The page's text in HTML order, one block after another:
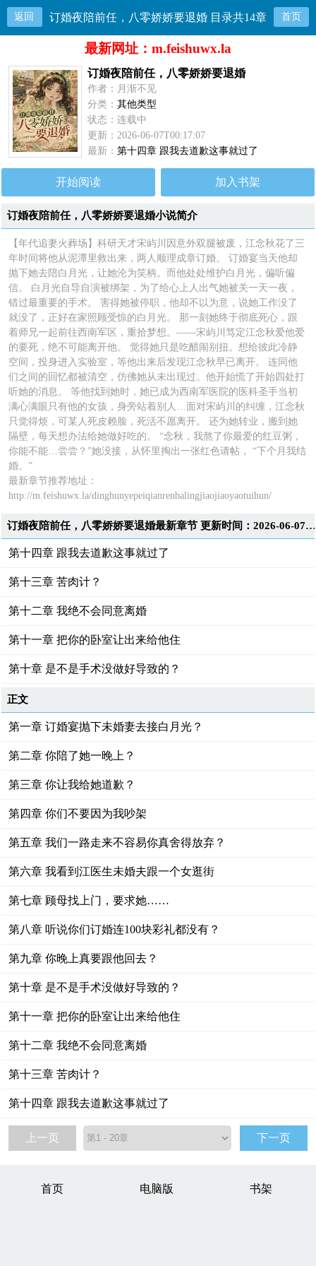
返回 订婚夜陪前任，八零娇娇要退婚 目录共14章 首页
最新网址：m.feishuwx.la
订婚夜陪前任，八零娇娇要退婚
作者：月渐不见
分类：其他类型
状态：连载中
更新：2026-06-07T00:17:07
最新：第十四章 跟我去道歉这事就过了
开始阅读 加入书架
订婚夜陪前任，八零娇娇要退婚小说简介
【年代追妻火葬场】科研天才宋屿川因意外双腿被废，江念秋花了三
年时间将他从泥潭里救出来，两人顺理成章订婚。 订婚宴当天他却
抛下她去陪白月光，让她沦为笑柄。而他处处维护白月光，偏听偏
信。 白月光自导自演被绑架，为了给心上人出气她被关一天一夜，
错过最重要的手术。 害得她被停职，他却不以为意，说她工作没了
就没了，正好在家照顾受惊的白月光。 那一刻她终于彻底死心，跟
着师兄一起前往西南军区，重拾梦想。——宋屿川笃定江念秋爱他爱
的要死，绝不可能离开他。 觉得她只是吃醋闹别扭。想给彼此冷静
空间，投身进入实验室，等他出来后发现江念秋早已离开。 连同他
们之间的回忆都被清空，仿佛她从未出现过。他开始慌了开始四处打
听她的消息。 等他找到她时，她已成为西南军医院的医科圣手当初
满心满眼只有他的女孩，身旁站着别人…面对宋屿川的纠缠，江念秋
只觉得烦，可某人死皮赖脸，死活不愿离开。 还为她转业，搬到她
隔壁，每天想办法给她做好吃的。 “念秋，我熬了你最爱的红豆粥，
你能不能…尝尝？”她没接，从怀里掏出一张红色请帖， “下个月我结
婚。”
最新章节推荐地址：
http://m.feishuwx.la/dinghunyepeiqianrenbalingjiaojiaoyaotuihun/
订婚夜陪前任，八零娇娇要退婚最新章节 更新时间：2026-06-07T00:17:07
第十四章 跟我去道歉这事就过了
第十三章 苦肉计？
第十二章 我绝不会同意离婚
第十一章 把你的卧室让出来给他住
第十章 是不是手术没做好导致的？
正文
第一章 订婚宴抛下未婚妻去接白月光？
第二章 你陪了她一晚上？
第三章 你让我给她道歉？
第四章 你们不要因为我吵架
第五章 我们一路走来不容易你真舍得放弃？
第六章 我看到江医生未婚夫跟一个女逛街
第七章 顾母找上门，要求她……
第八章 听说你们订婚连100块彩礼都没有？
第九章 你晚上真要跟他回去？
第十章 是不是手术没做好导致的？
第十一章 把你的卧室让出来给他住
第十二章 我绝不会同意离婚
第十三章 苦肉计？
第十四章 跟我去道歉这事就过了
上一页 下一页
首页 电脑版 书架